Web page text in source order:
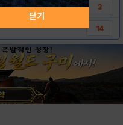
3
14
닫기